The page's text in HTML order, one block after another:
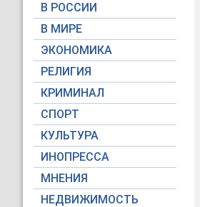
В РОССИИ
В МИРЕ
ЭКОНОМИКА
РЕЛИГИЯ
КРИМИНАЛ
СПОРТ
КУЛЬТУРА
ИНОПРЕССА
МНЕНИЯ
НЕДВИЖИМОСТЬ